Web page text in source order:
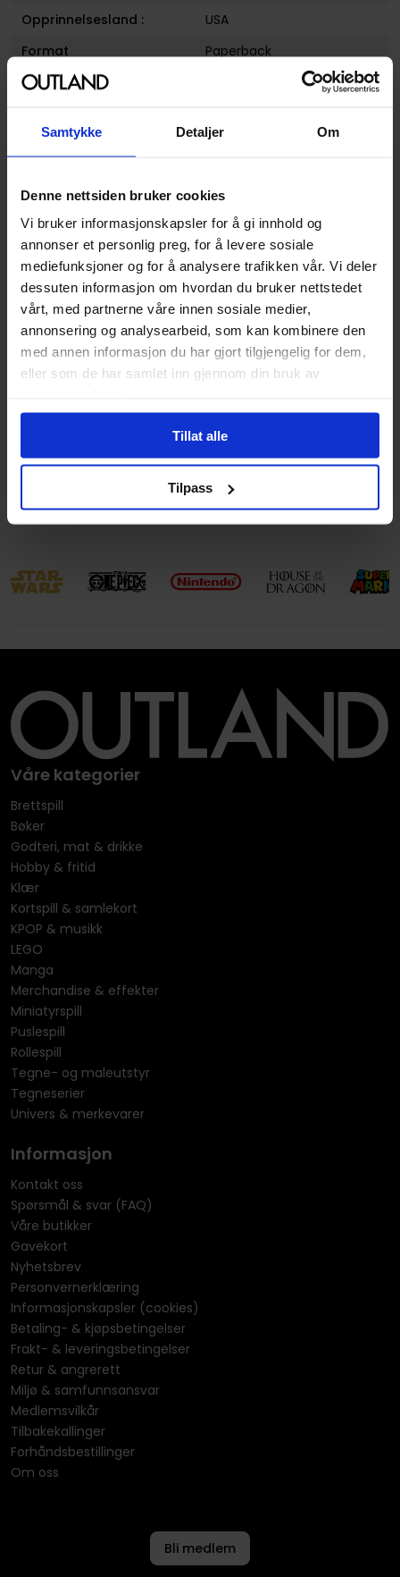
Samtykke Detaljer Om
Denne nettsiden bruker cookies
Vi bruker informasjonskapsler for å gi innhold og
annonser et personlig preg, for å levere sosiale
mediefunksjoner og for å analysere trafikken vår. Vi deler
dessuten informasjon om hvordan du bruker nettstedet
vårt, med partnerne våre innen sosiale medier,
annonsering og analysearbeid, som kan kombinere den
med annen informasjon du har gjort tilgjengelig for dem,
eller som de har samlet inn gjennom din bruk av
Tillat alle
Tilpass
Opprinnelsesland :
USA
Format
Paperback
Serie
Conan: Dark Horse Comics
og
Illustratør
Brian Ching, Jose Luis
Antall Sider
152
Utgiver
Dark Horse Comics
Lanseringsdato
(dd.mm.yyyy)
24.01.2017
Volum
20
Aldersgruppe
Voksen
Paperback
Språk
Engelsk
Utsolgt hos leverandør
Våre kategorier
Brettspill
Bøker
Godteri, mat & drikke
Hobby & fritid
Klær
Kortspill & samlekort
KPOP & musikk
LEGO
Manga
Merchandise & effekter
Miniatyrspill
Puslespill
Rollespill
Tegne- og maleutstyr
Tegneserier
Univers & merkevarer
Informasjon
Kontakt oss
Spørsmål & svar (FAQ)
Våre butikker
Gavekort
Nyhetsbrev
Personvernerklæring
Informasjonskapsler (cookies)
Betaling- & kjøpsbetingelser
Frakt- & leveringsbetingelser
Retur & angrerett
Miljø & samfunnsansvar
Medlemsvilkår
Tilbakekallinger
Forhåndsbestillinger
Om oss
Bli medlem